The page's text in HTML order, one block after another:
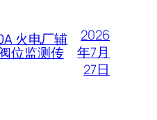
火电厂辅
位监测传
2026
年7月
27日